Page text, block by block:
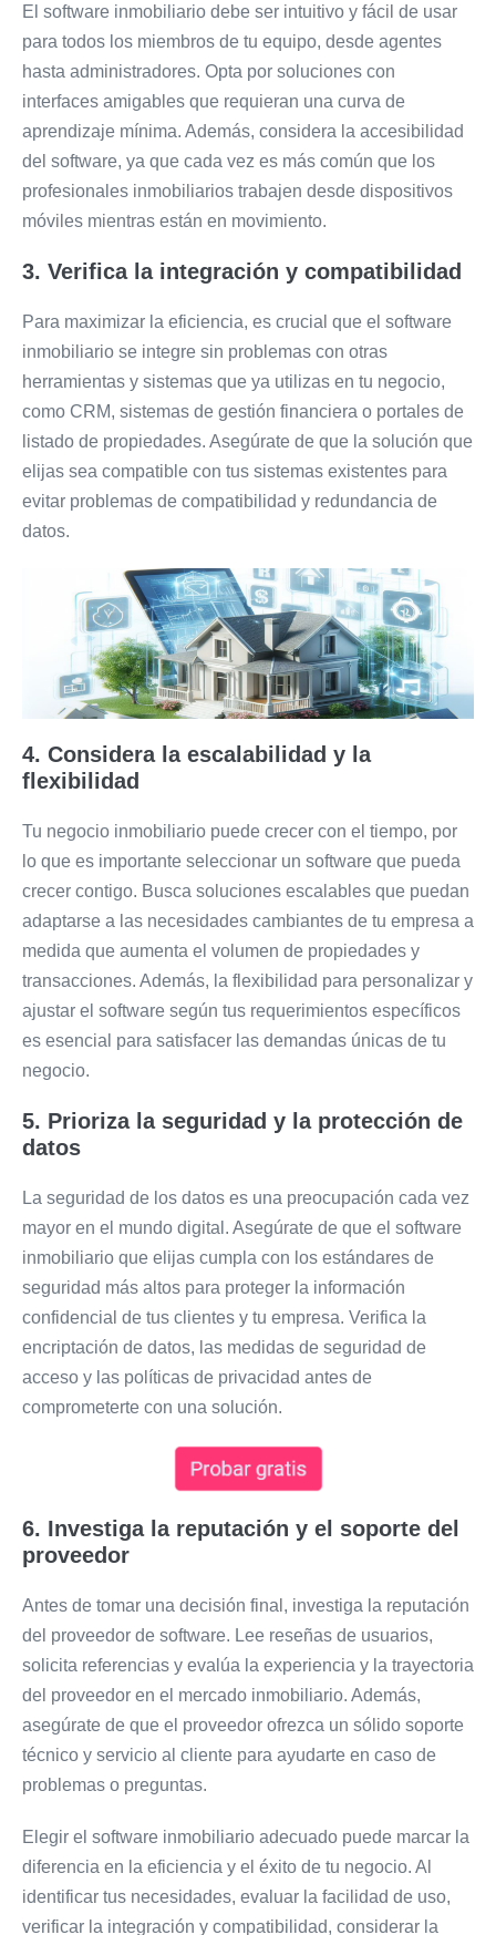
El software inmobiliario debe ser intuitivo y fácil de usar
para todos los miembros de tu equipo, desde agentes
hasta administradores. Opta por soluciones con
interfaces amigables que requieran una curva de
aprendizaje mínima. Además, considera la accesibilidad
del software, ya que cada vez es más común que los
profesionales inmobiliarios trabajen desde dispositivos
móviles mientras están en movimiento.
3. Verifica la integración y compatibilidad
Para maximizar la eficiencia, es crucial que el software
inmobiliario se integre sin problemas con otras
herramientas y sistemas que ya utilizas en tu negocio,
como CRM, sistemas de gestión financiera o portales de
listado de propiedades. Asegúrate de que la solución que
elijas sea compatible con tus sistemas existentes para
evitar problemas de compatibilidad y redundancia de
datos.
4. Considera la escalabilidad y la
flexibilidad
Tu negocio inmobiliario puede crecer con el tiempo, por
lo que es importante seleccionar un software que pueda
crecer contigo. Busca soluciones escalables que puedan
adaptarse a las necesidades cambiantes de tu empresa a
medida que aumenta el volumen de propiedades y
transacciones. Además, la flexibilidad para personalizar y
ajustar el software según tus requerimientos específicos
es esencial para satisfacer las demandas únicas de tu
negocio.
5. Prioriza la seguridad y la protección de
datos
La seguridad de los datos es una preocupación cada vez
mayor en el mundo digital. Asegúrate de que el software
inmobiliario que elijas cumpla con los estándares de
seguridad más altos para proteger la información
confidencial de tus clientes y tu empresa. Verifica la
encriptación de datos, las medidas de seguridad de
acceso y las políticas de privacidad antes de
comprometerte con una solución.
6. Investiga la reputación y el soporte del
proveedor
Antes de tomar una decisión final, investiga la reputación
del proveedor de software. Lee reseñas de usuarios,
solicita referencias y evalúa la experiencia y la trayectoria
del proveedor en el mercado inmobiliario. Además,
asegúrate de que el proveedor ofrezca un sólido soporte
técnico y servicio al cliente para ayudarte en caso de
problemas o preguntas.
Elegir el software inmobiliario adecuado puede marcar la
diferencia en la eficiencia y el éxito de tu negocio. Al
identificar tus necesidades, evaluar la facilidad de uso,
verificar la integración y compatibilidad, considerar la